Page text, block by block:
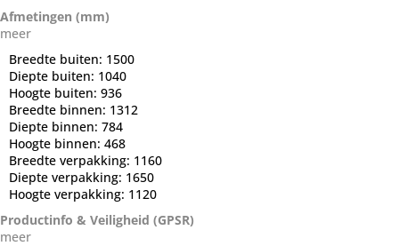
Afmetingen (mm)
meer
Breedte buiten: 1500
Diepte buiten: 1040
Hoogte buiten: 936
Breedte binnen: 1312
Diepte binnen: 784
Hoogte binnen: 468
Breedte verpakking: 1160
Diepte verpakking: 1650
Hoogte verpakking: 1120
Productinfo & Veiligheid (GPSR)
meer